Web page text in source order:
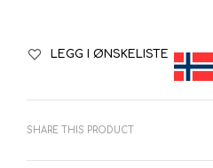
LEGG I ØNSKELISTE
SHARE THIS PRODUCT